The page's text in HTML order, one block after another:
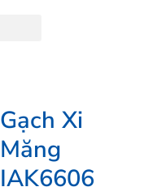
Gạch Xi
Măng
IAK6606